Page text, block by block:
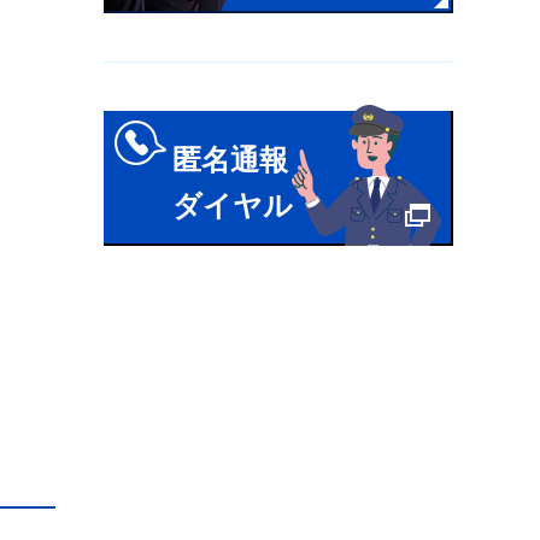
匿名通報
ダイヤル